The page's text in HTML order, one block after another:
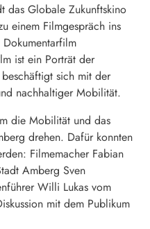
das Globale Zukunftskino
einem Filmgespräch ins
ist ein Porträt der
sich mit der
nachhaltiger Mobilität.
die Mobilität und das
drehen. Dafür konnten
Filmemacher Fabian
Amberg Sven
Willi Lukas vom
mit dem Publikum